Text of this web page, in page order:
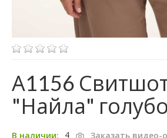
А1156
"Найла"
В наличии: 4
Заказать видео-